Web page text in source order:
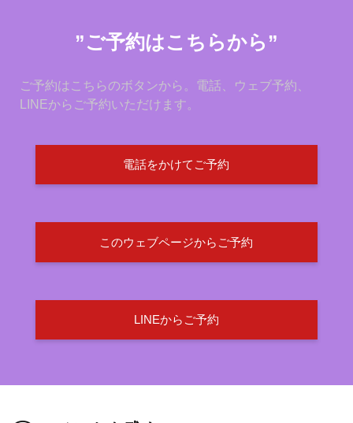
”ご予約はこちらから”
ご予約はこちらのボタンから。電話、ウェブ予約、
LINEからご予約いただけます。
電話をかけてご予約
このウェブページからご予約
LINEからご予約